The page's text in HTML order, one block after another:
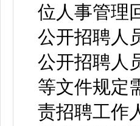
位人事管理
公开招聘人
公开招聘人
等文件规定
责招聘工作